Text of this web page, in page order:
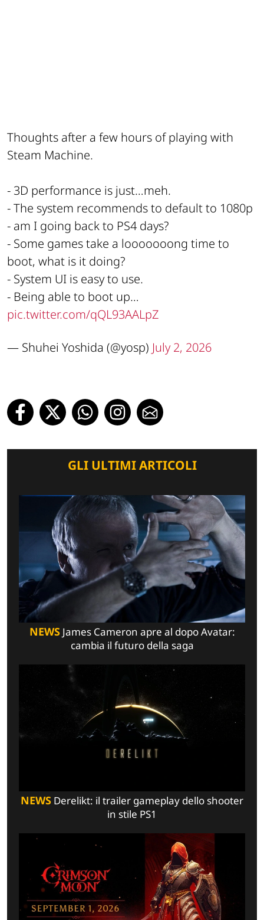
Thoughts after a few hours of playing with
Steam Machine.
- 3D performance is just…meh.
- The system recommends to default to 1080p
- am I going back to PS4 days?
- Some games take a looooooong time to
boot, what is it doing?
- System UI is easy to use.
- Being able to boot up…
pic.twitter.com/qQL93AALpZ
— Shuhei Yoshida (@yosp) July 2, 2026
GLI ULTIMI ARTICOLI
NEWSJames Cameron apre al dopo Avatar:
cambia il futuro della saga
NEWS Derelikt: il trailer gameplay dello shooter
in stile PS1